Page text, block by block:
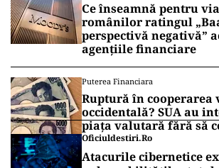
Ce înseamnă pentru
românilor ratingul
perspectivă negativă”
agențiile financiare
Puterea Financiara
Ruptură în cooperarea
occidentală? SUA au
piața valutară fără să
Oficiuldestiri.ro
Atacurile cibernetice